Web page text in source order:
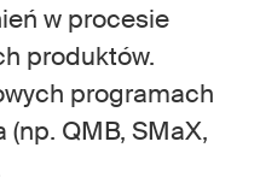
w procesie
produktów.
programach
QMB, SMaX,